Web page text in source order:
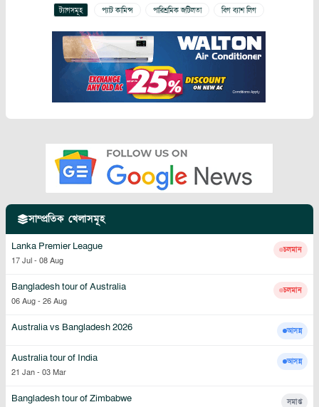
সাম্প্রতিক খেলাসমূহ
Lanka Premier League
17 Jul - 08 Aug
চলমান
Bangladesh tour of Australia
06 Aug - 26 Aug
চলমান
Australia vs Bangladesh 2026 আসন্ন
Australia tour of India
21 Jan - 03 Mar
আসন্ন
Bangladesh tour of Zimbabwe সমাপ্ত
ট্যাগসমূহ প্যাট কামিন্স পারিশ্রমিক জটিলতা বিগ ব্যাশ লিগ